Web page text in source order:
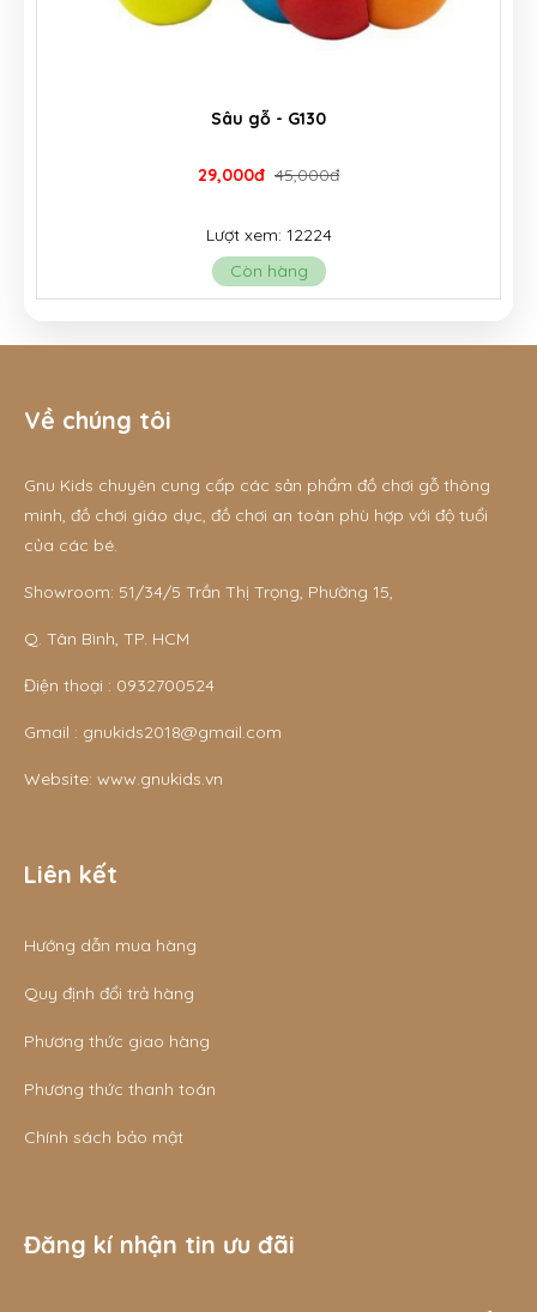
Sâu gỗ - G130
29,000đ 45,000đ
Lượt xem: 12224
Còn hàng
Về chúng tôi
Gnu Kids chuyên cung cấp các sản phẩm đồ chơi gỗ thông
minh, đồ chơi giáo dục, đồ chơi an toàn phù hợp với độ tuổi
của các bé.
Showroom: 51/34/5 Trần Thị Trọng, Phường 15,
Q. Tân Bình, TP. HCM
Điện thoại : 0932700524
Gmail : gnukids2018@gmail.com
Website: www.gnukids.vn
Liên kết
Hướng dẫn mua hàng
Quy định đổi trả hàng
Phương thức giao hàng
Phương thức thanh toán
Chính sách bảo mật
Đăng kí nhận tin ưu đãi